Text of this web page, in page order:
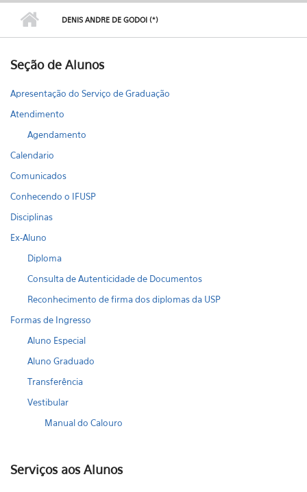
DENIS ANDRE DE GODOI (*)
Seção de Alunos
Apresentação do Serviço de Graduação
Atendimento
Agendamento
Calendario
Comunicados
Conhecendo o IFUSP
Disciplinas
Ex-Aluno
Diploma
Consulta de Autenticidade de Documentos
Reconhecimento de firma dos diplomas da USP
Formas de Ingresso
Aluno Especial
Aluno Graduado
Transferência
Vestibular
Manual do Calouro
Serviços aos Alunos